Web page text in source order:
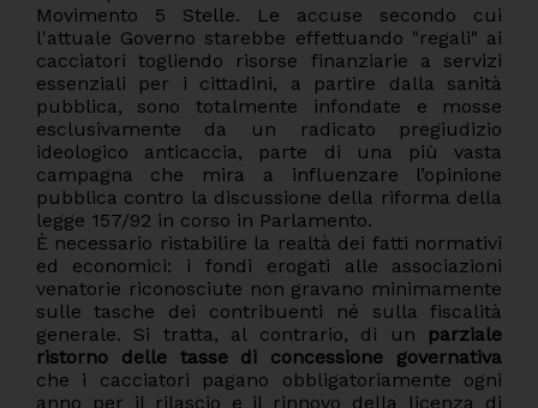
Movimento 5 Stelle. Le accuse secondo cui
l'attuale Governo starebbe effettuando "regali" ai
cacciatori togliendo risorse finanziarie a servizi
essenziali per i cittadini, a partire dalla sanità
pubblica, sono totalmente infondate e mosse
esclusivamente da un radicato pregiudizio
ideologico anticaccia, parte di una più vasta
campagna che mira a influenzare l’opinione
pubblica contro la discussione della riforma della
legge 157/92 in corso in Parlamento.
È necessario ristabilire la realtà dei fatti normativi
ed economici: i fondi erogati alle associazioni
venatorie riconosciute non gravano minimamente
sulle tasche dei contribuenti né sulla fiscalità
generale. Si tratta, al contrario, di un parziale
ristorno delle tasse di concessione governativa
che i cacciatori pagano obbligatoriamente ogni
anno per il rilascio e il rinnovo della licenza di